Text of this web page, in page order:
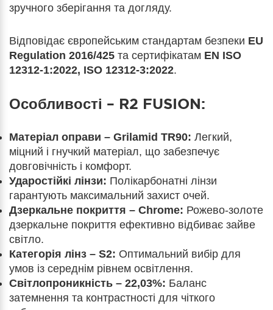
зручного зберігання та догляду.
Відповідає європейським стандартам безпеки EU
Regulation 2016/425 та сертифікатам EN ISO
12312-1:2022, ISO 12312-3:2022.
Особливості – R2 FUSION:
Матеріал оправи – Grilamid TR90: Легкий,
міцний і гнучкий матеріал, що забезпечує
довговічність і комфорт.
Ударостійкі лінзи: Полікарбонатні лінзи
гарантують максимальний захист очей.
Дзеркальне покриття – Chrome: Рожево-золоте
дзеркальне покриття ефективно відбиває зайве
світло.
Категорія лінз – S2: Оптимальний вибір для
умов із середнім рівнем освітлення.
Світлопроникність – 22,03%: Баланс
затемнення та контрастності для чіткого